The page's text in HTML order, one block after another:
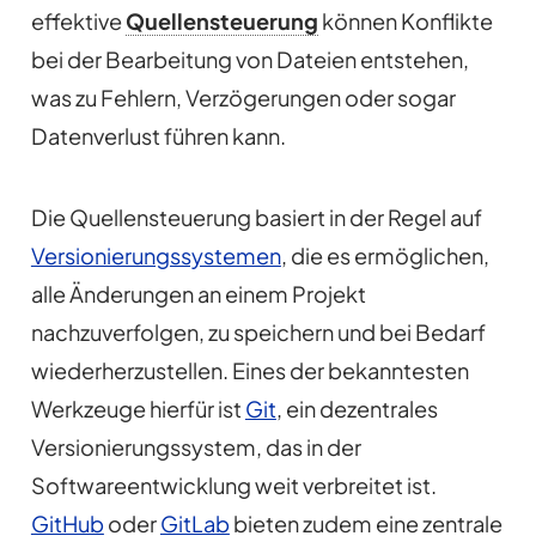
effektiveQuellensteuerung können Konflikte
bei der Bearbeitung von Dateien entstehen,
was zu Fehlern, Verzögerungen oder sogar
Datenverlust führen kann.
Die Quellensteuerung basiert in der Regel auf
Versionierungssystemen, die es ermöglichen,
alle Änderungen an einem Projekt
nachzuverfolgen, zu speichern und bei Bedarf
wiederherzustellen. Eines der bekanntesten
Werkzeuge hierfür ist Git, ein dezentrales
Versionierungssystem, das in der
Softwareentwicklung weit verbreitet ist.
GitHub oderGitLab bieten zudem eine zentrale